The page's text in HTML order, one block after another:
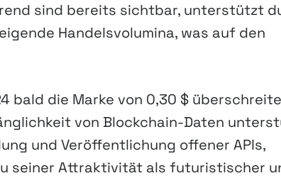
sind bereits sichtbar, unterstützt
Handelsvolumina, was auf den
bald die Marke von 0,30 $
von Blockchain-Daten
und Veröffentlichung offener APIs,
seiner Attraktivität als futuristischer